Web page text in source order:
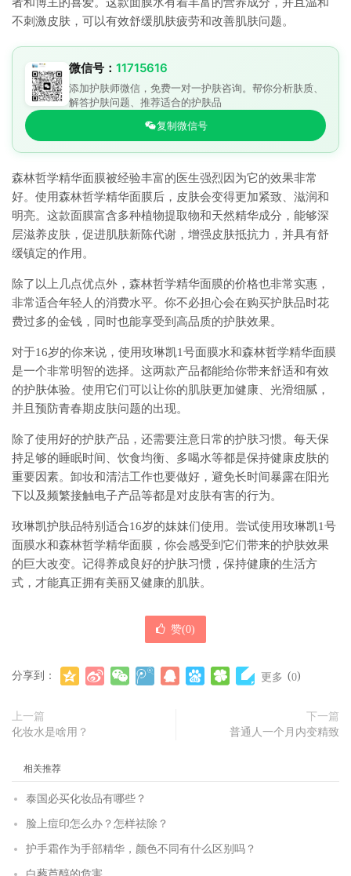
者和博主的喜爱。这款面膜水有着丰富的营养成分，并且温和
不刺激皮肤，可以有效舒缓肌肤疲劳和改善肌肤问题。
微信号： 11715616
添加护肤师微信，免费一对一护肤咨询。帮你分析肤质、
解答护肤问题、推荐适合的护肤品
复制微信号
森林哲学精华面膜被经验丰富的医生强烈因为它的效果非常
好。使用森林哲学精华面膜后，皮肤会变得更加紧致、滋润和
明亮。这款面膜富含多种植物提取物和天然精华成分，能够深
层滋养皮肤，促进肌肤新陈代谢，增强皮肤抵抗力，并具有舒
缓镇定的作用。
除了以上几点优点外，森林哲学精华面膜的价格也非常实惠，
非常适合年轻人的消费水平。你不必担心会在购买护肤品时花
费过多的金钱，同时也能享受到高品质的护肤效果。
对于16岁的你来说，使用玫琳凯1号面膜水和森林哲学精华面膜
是一个非常明智的选择。这两款产品都能给你带来舒适和有效
的护肤体验。使用它们可以让你的肌肤更加健康、光滑细腻，
并且预防青春期皮肤问题的出现。
除了使用好的护肤产品，还需要注意日常的护肤习惯。每天保
持足够的睡眠时间、饮食均衡、多喝水等都是保持健康皮肤的
重要因素。卸妆和清洁工作也要做好，避免长时间暴露在阳光
下以及频繁接触电子产品等都是对皮肤有害的行为。
玫琳凯护肤品特别适合16岁的妹妹们使用。尝试使用玫琳凯1号
面膜水和森林哲学精华面膜，你会感受到它们带来的护肤效果
的巨大改变。记得养成良好的护肤习惯，保持健康的生活方
式，才能真正拥有美丽又健康的肌肤。
赞(0)
分享到： 更多 (0)
上一篇
化妆水是啥用？
下一篇
普通人一个月内变精致
相关推荐
泰国必买化妆品有哪些？
脸上痘印怎么办？怎样祛除？
护手霜作为手部精华，颜色不同有什么区别吗？